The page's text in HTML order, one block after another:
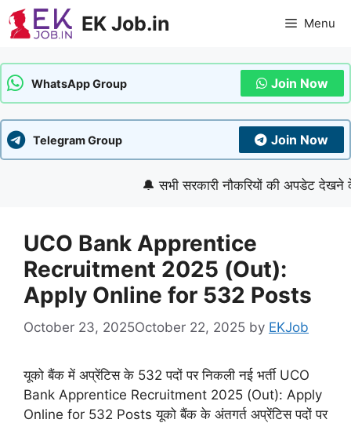
Skip
to
EK Job.in Menu
WhatsApp Group Join Now
Telegram Group Join Now
🔔 सभी सरकारी नौकरियों की अपडेट देखने के
UCO Bank Apprentice
Recruitment 2025 (Out):
Apply Online for 532 Posts
October 23, 2025October 22, 2025 by EKJob
यूको बैंक में अप्रेंटिस के 532 पदों पर निकली नई भर्ती UCO
Bank Apprentice Recruitment 2025 (Out): Apply
Online for 532 Posts यूको बैंक के अंतगर्त अप्रेंटिस पदों पर